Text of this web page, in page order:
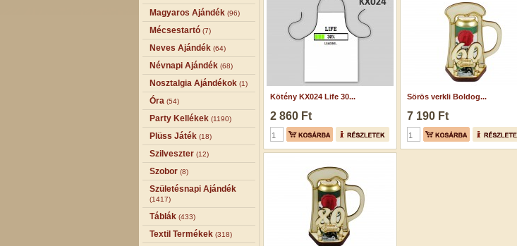
Magyaros Ajándék (96)
Mécsestartó (7)
Neves Ajándék (64)
Névnapi Ajándék (68)
Nosztalgia Ajándékok (1)
Óra (54)
Party Kellékek (1190)
Plüss Játék (18)
Szilveszter (12)
Szobor (8)
Születésnapi Ajándék
(1417)
Táblák (433)
Textil Termékek (318)
Kötény KX024 Life 30...
2 860 Ft
Sörös verkli Boldog...
7 190 Ft